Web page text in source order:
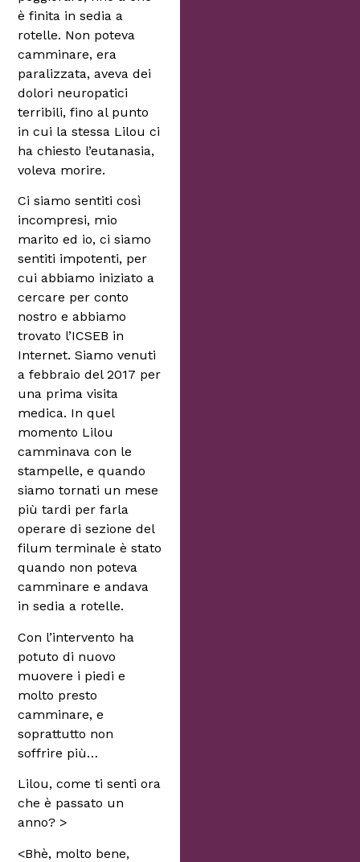
è finita in sedia a
rotelle. Non poteva
camminare, era
paralizzata, aveva dei
dolori neuropatici
terribili, fino al punto
in cui la stessa Lilou ci
ha chiesto l’eutanasia,
voleva morire.
Ci siamo sentiti così
incompresi, mio
marito ed io, ci siamo
sentiti impotenti, per
cui abbiamo iniziato a
cercare per conto
nostro e abbiamo
trovato l’ICSEB in
Internet. Siamo venuti
a febbraio del 2017 per
una prima visita
medica. In quel
momento Lilou
camminava con le
stampelle, e quando
siamo tornati un mese
più tardi per farla
operare di sezione del
filum terminale è stato
quando non poteva
camminare e andava
in sedia a rotelle.
Con l’intervento ha
potuto di nuovo
muovere i piedi e
molto presto
camminare, e
soprattutto non
soffrire più…
Lilou, come ti senti ora
che è passato un
anno? >
<Bhè, molto bene,